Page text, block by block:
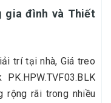
gia đình và Thiết
trí tại nhà, Giá treo
rộng rãi trong nhiều